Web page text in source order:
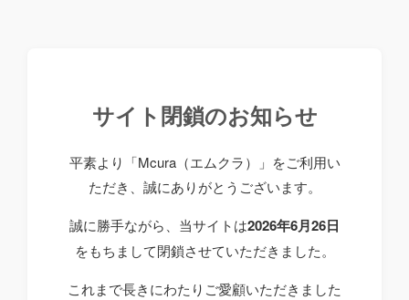
サイト閉鎖のお知らせ
平素より「Mcura（エムクラ）」をご利用い
ただき、誠にありがとうございます。
誠に勝手ながら、当サイトは2026年6月26日
をもちまして閉鎖させていただきました。
これまで長きにわたりご愛顧いただきました